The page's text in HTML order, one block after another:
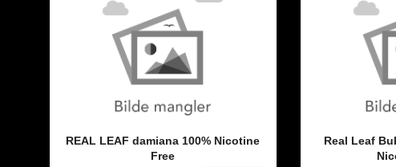
REAL LEAF damiana 100% Nicotine
Free
Real Leaf